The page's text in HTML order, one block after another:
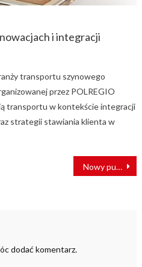
i integracji
transportu szynowego
przez POLREGIO
transportu w kontekście integracji
strategii stawiania klienta w
Nowy punkt obsługi pociągów
dodać komentarz.